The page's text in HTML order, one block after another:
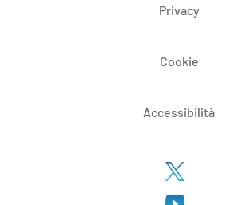
Privacy
Cookie
Accessibilità